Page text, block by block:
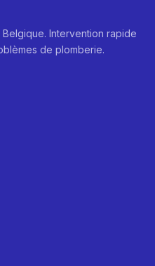
Intervention rapide
de plomberie.